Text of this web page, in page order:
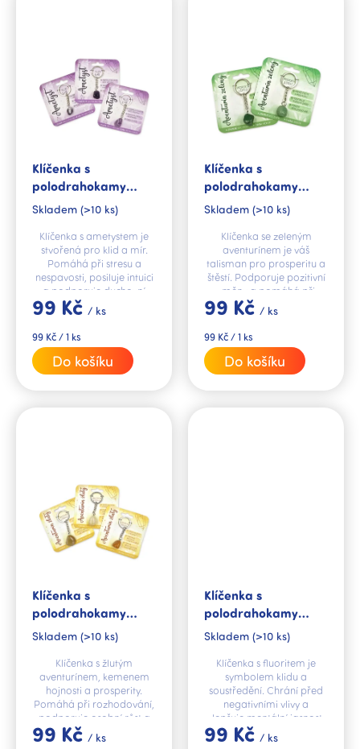
Klíčenka s
polodrahokamy
Ametyst
Skladem (>10 ks)
99 Kč / ks
Měrná
cena:
99 Kč / 1 ks
Do košíku
Klíčenka s ametystem je
stvořená pro klid a mír.
Pomáhá při stresu a
nespavosti, posiluje intuici
a podporuje duchovní
růst.
Klíčenka s
polodrahokamy
Aventurín zelený
Skladem (>10 ks)
99 Kč / ks
Měrná
cena:
99 Kč / 1 ks
Do košíku
Klíčenka se zeleným
aventurínem je váš
talisman pro prosperitu a
štěstí. Podporuje pozitivní
změny a pomáhá při
důležitých rozhodnutích.
Klíčenka s
polodrahokamy
Aventurín žlutý
Skladem (>10 ks)
99 Kč / ks
Klíčenka s žlutým
aventurínem, kemenem
hojnosti a prosperity.
Pomáhá při rozhodování,
podporuje osobní růst a
kreativitu.
Klíčenka s
polodrahokamy
Fluorit
Skladem (>10 ks)
99 Kč / ks
Klíčenka s fluoritem je
symbolem klidu a
soustředění. Chrání před
negativními vlivy a
zlepšuje mentální jasnost.